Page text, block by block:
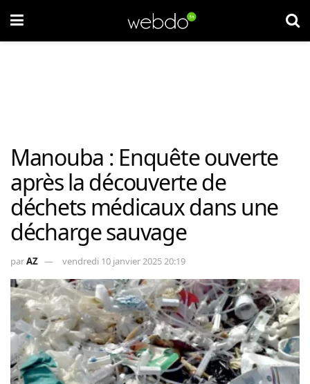
Manouba : Enquête ouverte
après la découverte de
déchets médicaux dans une
décharge sauvage
parAZ vendredi 10 janvier 2025 20:19